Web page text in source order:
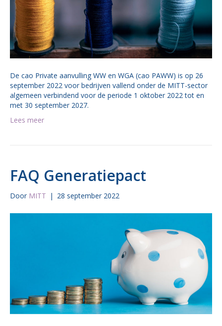
De cao Private aanvulling WW en WGA (cao PAWW) is op 26
september 2022 voor bedrijven vallend onder de MITT-sector
algemeen verbindend voor de periode 1 oktober 2022 tot en
met 30 september 2027.
Lees meer
FAQ Generatiepact
Door MITT | 28 september 2022